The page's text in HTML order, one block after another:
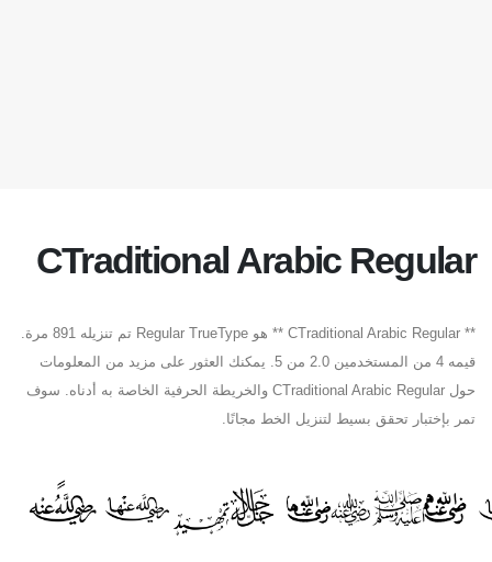
CTraditional Arabic Regular
** CTraditional Arabic Regular ** هو Regular TrueType تم تنزيله 891 مرة.
قيمه 4 من المستخدمين 2.0 من 5. يمكنك العثور على مزيد من المعلومات
حول CTraditional Arabic Regular والخريطة الحرفية الخاصة به أدناه. سوف
تمر بإختبار تحقق بسيط لتنزيل الخط مجانًا.